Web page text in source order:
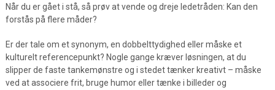
Når du er gået i stå, så prøv at vende og dreje ledetråden: Kan den
forstås på flere måder?
Er der tale om et synonym, en dobbelttydighed eller måske et
kulturelt referencepunkt? Nogle gange kræver løsningen, at du
slipper de faste tankemønstre og i stedet tænker kreativt – måske
ved at associere frit, bruge humor eller tænke i billeder og